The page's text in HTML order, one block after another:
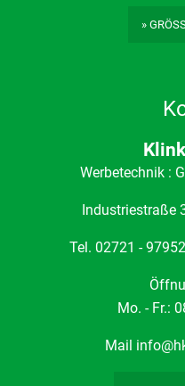
»
Werbetechnik :
Industriestraße
Tel. 02721 -
Mo. - Fr.:
Mail